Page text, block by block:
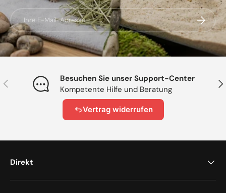
Vorherige
Besuchen Sie unser Support-Center
Kompetente Hilfe und Beratung
Vertrag widerrufen
Direkt